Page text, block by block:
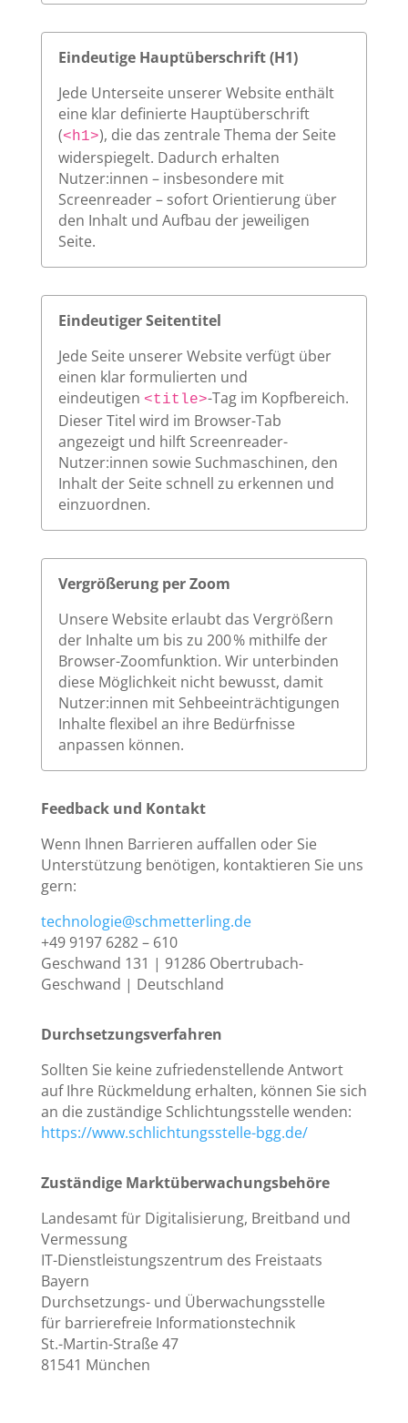
Eindeutige Hauptüberschrift (H1)
Jede Unterseite unserer Website enthält
eine klar definierte Hauptüberschrift
(<h1>), die das zentrale Thema der Seite
widerspiegelt. Dadurch erhalten
Nutzer:innen – insbesondere mit
Screenreader – sofort Orientierung über
den Inhalt und Aufbau der jeweiligen
Seite.
Eindeutiger Seitentitel
Jede Seite unserer Website verfügt über
einen klar formulierten und
eindeutigen <title>-Tag im Kopfbereich.
Dieser Titel wird im Browser-Tab
angezeigt und hilft Screenreader-
Nutzer:innen sowie Suchmaschinen, den
Inhalt der Seite schnell zu erkennen und
einzuordnen.
Vergrößerung per Zoom
Unsere Website erlaubt das Vergrößern
der Inhalte um bis zu 200 % mithilfe der
Browser-Zoomfunktion. Wir unterbinden
diese Möglichkeit nicht bewusst, damit
Nutzer:innen mit Sehbeeinträchtigungen
Inhalte flexibel an ihre Bedürfnisse
anpassen können.
Feedback und Kontakt
Wenn Ihnen Barrieren auffallen oder Sie
Unterstützung benötigen, kontaktieren Sie uns
gern:
technologie@schmetterling.de
+49 9197 6282 – 610
Geschwand 131 | 91286 Obertrubach-
Geschwand | Deutschland
Durchsetzungsverfahren
Sollten Sie keine zufriedenstellende Antwort
auf Ihre Rückmeldung erhalten, können Sie sich
an die zuständige Schlichtungsstelle wenden:
https://www.schlichtungsstelle-bgg.de/
Zuständige Marktüberwachungsbehöre
Landesamt für Digitalisierung, Breitband und
Vermessung
IT-Dienstleistungszentrum des Freistaats
Bayern
Durchsetzungs- und Überwachungsstelle
für barrierefreie Informationstechnik
St.-Martin-Straße 47
81541 München